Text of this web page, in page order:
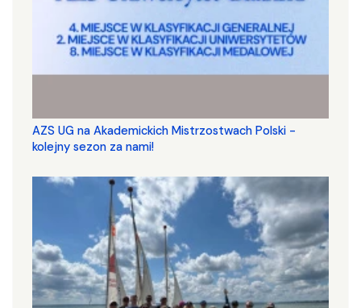
AZS UG na Akademickich Mistrzostwach Polski -
kolejny sezon za nami!